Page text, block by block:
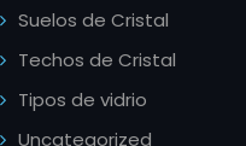
Suelos de Cristal
Techos de Cristal
Tipos de vidrio
Uncategorized